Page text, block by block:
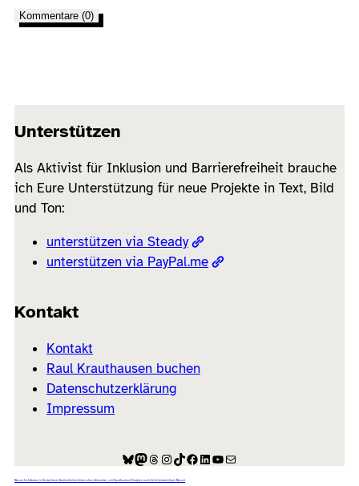
Kommentare (0)
Unterstützen
Als Aktivist für Inklusion und Barrierefreiheit brauche
ich Eure Unterstützung für neue Projekte in Text, Bild
und Ton:
unterstützen via Steady
unterstützen via PayPal.me
Kontakt
Kontakt
Raul Krauthausen buchen
Datenschutzerklärung
Impressum
Bluesky
Mastodon
Threads
Instagram
TikTok
Facebook
LinkedIn
YouTube
E-Mail
Manual für Inklusion in Deutschland: Barrierefreiheit leben ohne Alternative – mit Krauthausens Prinzipien auch für Schornsteinfeger Manuel